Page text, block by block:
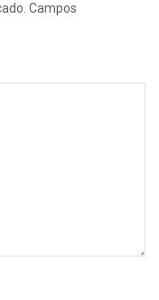
Campos